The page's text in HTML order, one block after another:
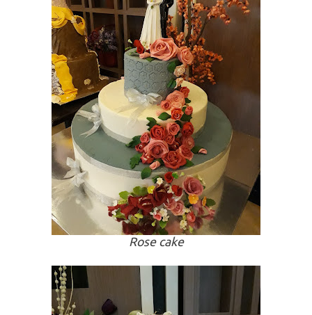
Rose cake